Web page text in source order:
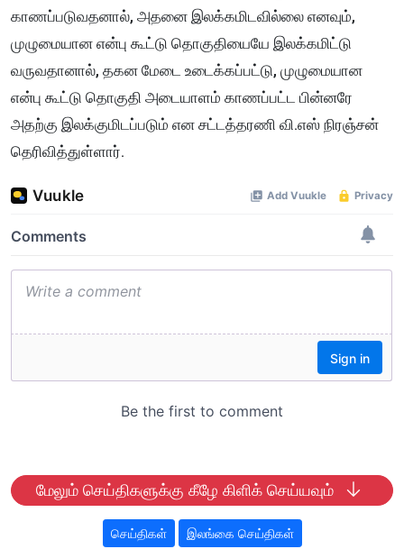
காணப்படுவதனால், அதனை இலக்கமிடவில்லை எனவும்,
முழுமையான என்பு கூட்டு தொகுதியையே இலக்கமிட்டு
வருவதானால், தகன மேடை உடைக்கப்பட்டு, முழுமையான
என்பு கூட்டு தொகுதி அடையாளம் காணப்பட்ட பின்னரே
அதற்கு இலக்குமிடப்படும் என சட்டத்தரணி வி.எஸ் நிரஞ்சன்
தெரிவித்துள்ளார்.
மேலும் செய்திகளுக்கு கீழே கிளிக் செய்யவும்
செய்திகள் இலங்கை செய்திகள்